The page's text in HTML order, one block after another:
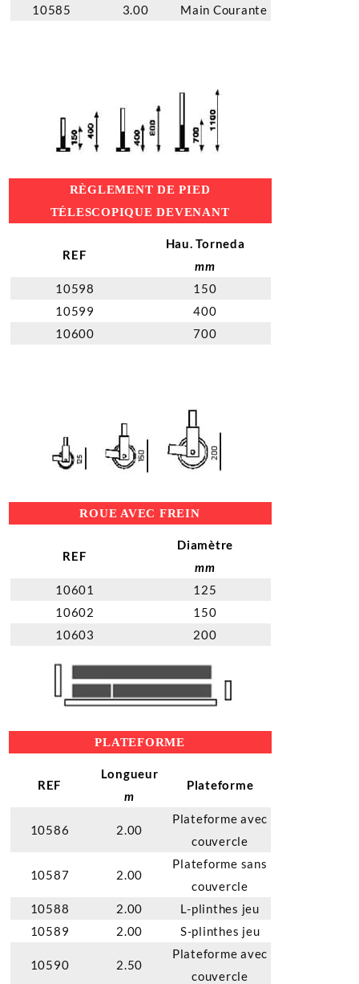
10585
3.00 Main Courante
RÈGLEMENT DE PIED
TÉLESCOPIQUE DEVENANT
REF
Hau. Torneda
mm
10598
150
10599
400
10600
700
ROUE AVEC FREIN
REF
Diamètre
mm
10601
125
10602
150
10603
200
PLATEFORME
REF
Longueur
m
Plateforme
10586 2.00
Plateforme avec
couvercle
10587 2.00
Plateforme sans
couvercle
10588
2.00
L-plinthes jeu
10589
2.00 S-plinthes jeu
10590 2.50
Plateforme avec
couvercle